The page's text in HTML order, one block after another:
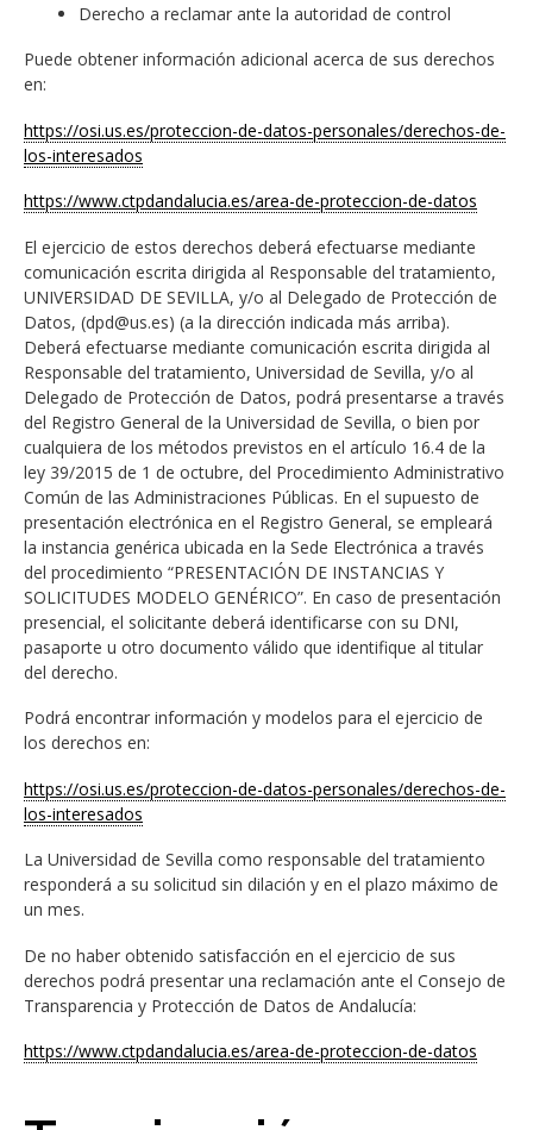
Derecho a reclamar ante la autoridad de control
Puede obtener información adicional acerca de sus derechos
en:
https://osi.us.es/proteccion-de-datos-personales/derechos-de-
los-interesados
https://www.ctpdandalucia.es/area-de-proteccion-de-datos
El ejercicio de estos derechos deberá efectuarse mediante
comunicación escrita dirigida al Responsable del tratamiento,
UNIVERSIDAD DE SEVILLA, y/o al Delegado de Protección de
Datos, (dpd@us.es) (a la dirección indicada más arriba).
Deberá efectuarse mediante comunicación escrita dirigida al
Responsable del tratamiento, Universidad de Sevilla, y/o al
Delegado de Protección de Datos, podrá presentarse a través
del Registro General de la Universidad de Sevilla, o bien por
cualquiera de los métodos previstos en el artículo 16.4 de la
ley 39/2015 de 1 de octubre, del Procedimiento Administrativo
Común de las Administraciones Públicas. En el supuesto de
presentación electrónica en el Registro General, se empleará
la instancia genérica ubicada en la Sede Electrónica a través
del procedimiento “PRESENTACIÓN DE INSTANCIAS Y
SOLICITUDES MODELO GENÉRICO”. En caso de presentación
presencial, el solicitante deberá identificarse con su DNI,
pasaporte u otro documento válido que identifique al titular
del derecho.
Podrá encontrar información y modelos para el ejercicio de
los derechos en:
https://osi.us.es/proteccion-de-datos-personales/derechos-de-
los-interesados
La Universidad de Sevilla como responsable del tratamiento
responderá a su solicitud sin dilación y en el plazo máximo de
un mes.
De no haber obtenido satisfacción en el ejercicio de sus
derechos podrá presentar una reclamación ante el Consejo de
Transparencia y Protección de Datos de Andalucía:
https://www.ctpdandalucia.es/area-de-proteccion-de-datos